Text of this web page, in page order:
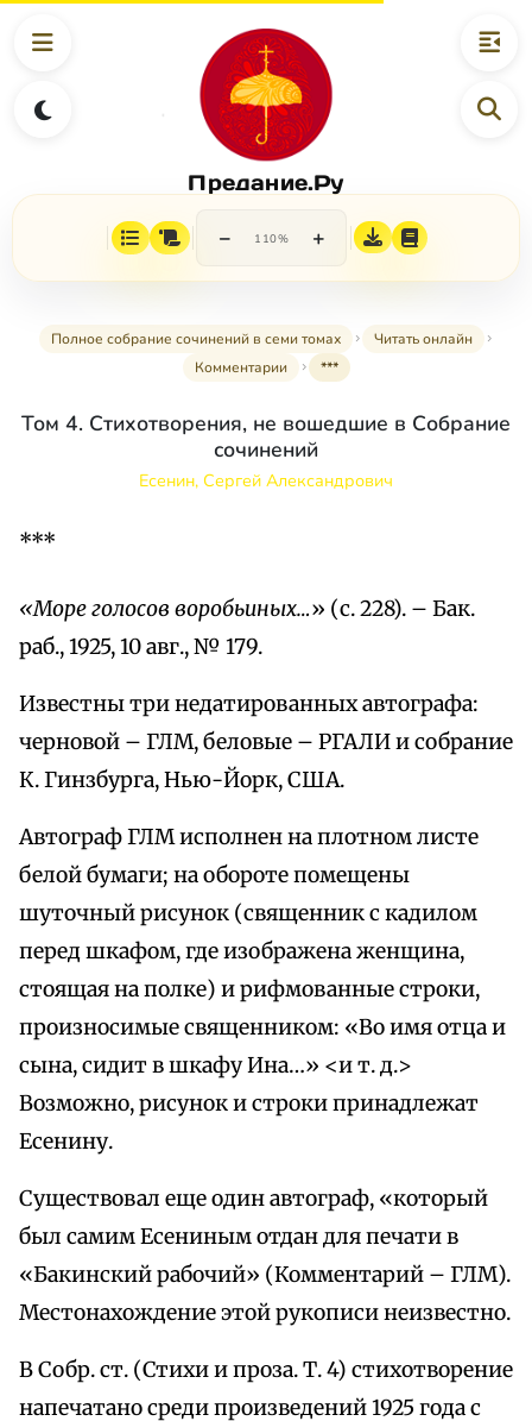
Предание.Ру
− 110% +
Полное собрание сочинений в семи томах
Читать онлайн
Комментарии
***
Том 4. Стихотворения, не вошедшие в Собрание
сочинений
Есенин, Сергей Александрович
***
«Море голосов воробьиных…» (с. 228). – Бак.
раб., 1925, 10 авг., № 179.
Известны три недатированных автографа:
черновой – ГЛМ, беловые – РГАЛИ и собрание
К. Гинзбурга, Нью-Йорк, США.
Автограф ГЛМ исполнен на плотном листе
белой бумаги; на обороте помещены
шуточный рисунок (священник с кадилом
перед шкафом, где изображена женщина,
стоящая на полке) и рифмованные строки,
произносимые священником: «Во имя отца и
сына, сидит в шкафу Ина…» <и т. д.>
Возможно, рисунок и строки принадлежат
Есенину.
Существовал еще один автограф, «который
был самим Есениным отдан для печати в
«Бакинский рабочий» (Комментарий – ГЛМ).
Местонахождение этой рукописи неизвестно.
В Собр. ст. (Стихи и проза. Т. 4) стихотворение
напечатано среди произведений 1925 года с